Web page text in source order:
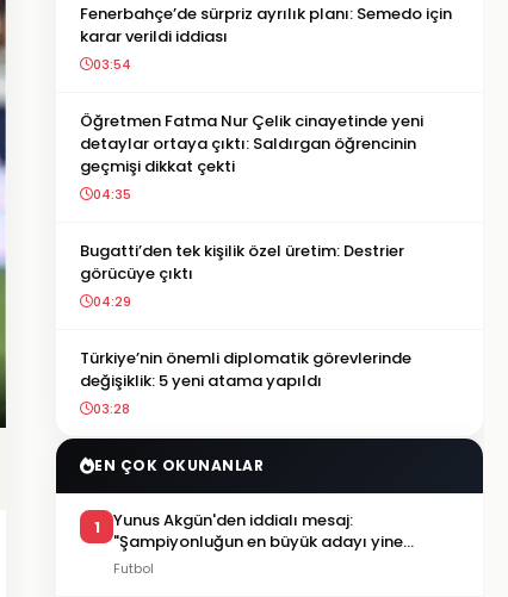
Fenerbahçe’de sürpriz ayrılık planı: Semedo için
karar verildi iddiası
03:54
Öğretmen Fatma Nur Çelik cinayetinde yeni
detaylar ortaya çıktı: Saldırgan öğrencinin
geçmişi dikkat çekti
04:35
Bugatti’den tek kişilik özel üretim: Destrier
görücüye çıktı
04:29
Türkiye’nin önemli diplomatik görevlerinde
değişiklik: 5 yeni atama yapıldı
03:28
EN ÇOK OKUNANLAR
1
Yunus Akgün'den iddialı mesaj:
"Şampiyonluğun en büyük adayı yine
Galatasaray"
Futbol